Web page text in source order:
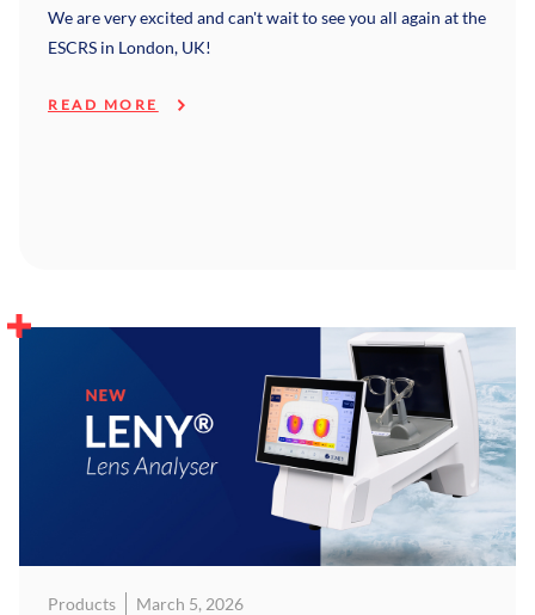
We are very excited and can't wait to see you all again at the
ESCRS in London, UK!
READ MORE
Products March 5, 2026